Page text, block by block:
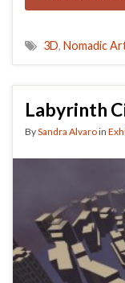
3D, Nomadic
Labyrinth
BySandra Alvaroin